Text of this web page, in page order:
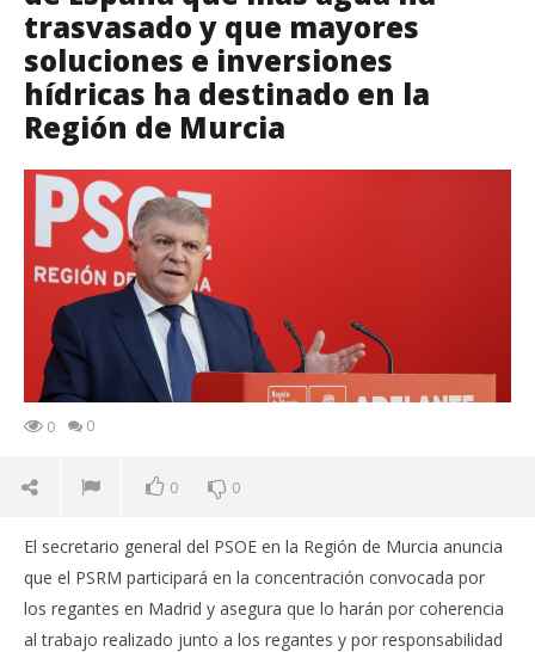
trasvasado y que mayores
soluciones e inversiones
hídricas ha destinado en la
Región de Murcia
0 0
0 0
El secretario general del PSOE en la Región de Murcia anuncia
que el PSRM participará en la concentración convocada por
los regantes en Madrid y asegura que lo harán por coherencia
al trabajo realizado junto a los regantes y por responsabilidad